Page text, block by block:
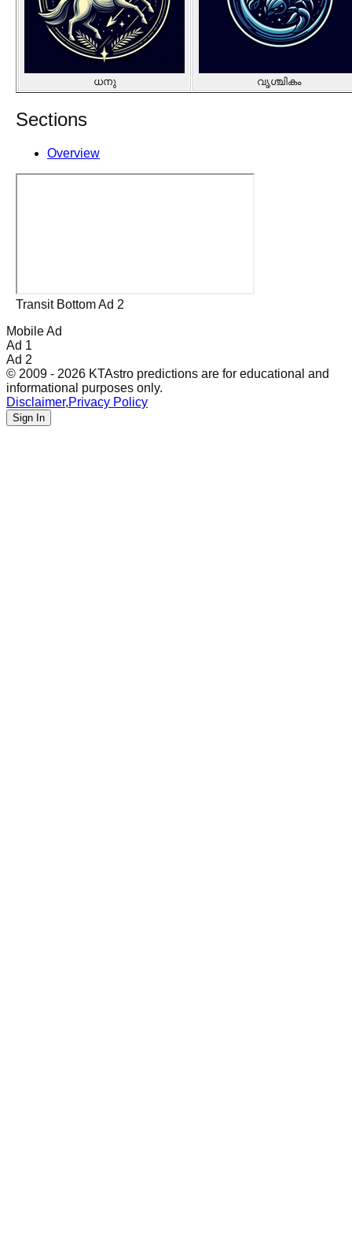
ധനു വൃശ്ചികം
Sections
Overview
Transit Bottom Ad 2
Mobile Ad
Ad 1
Ad 2
© 2009 - 2026 KTAstro predictions are for educational and
informational purposes only.
Disclaimer,Privacy Policy
Sign In